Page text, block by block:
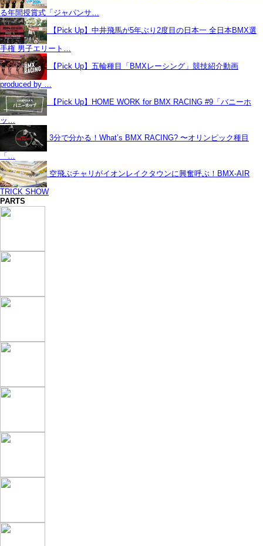
る年間授賞式「ジャパンサ…
【Pick Up】中井飛馬が5年ぶり2度目の日本一 全日本BMX選
手権 男子エリート…
【Pick Up】五輪種目「BMXレーシング」競技紹介動画
produced by …
【Pick Up】HOME WORK for BMX RACING #9「バニーホ
ッ…
3分で分かる！What’s BMX RACING? 〜オリンピック種目
「…
空飛ぶチャリがイオンレイクタウンに興奮呼ぶ！BMX-AIR
TRICK SHOW
PARTS